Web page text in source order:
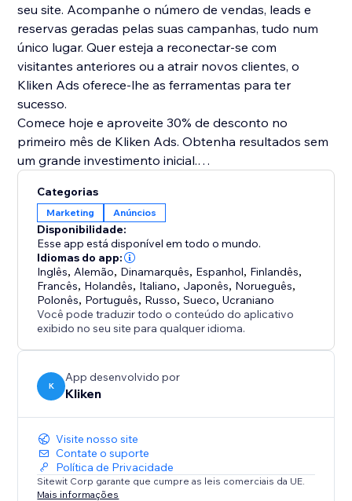
seu site. Acompanhe o número de vendas, leads e
reservas geradas pelas suas campanhas, tudo num
único lugar. Quer esteja a reconectar-se com
visitantes anteriores ou a atrair novos clientes, o
Kliken Ads oferece-lhe as ferramentas para ter
sucesso.
Comece hoje e aproveite 30% de desconto no
primeiro mês de Kliken Ads. Obtenha resultados sem
um grande investimento inicial.
- Gere mais vendas na sua loja online
- Aumente o número de reservas
- Obtenha mais leads
- Totalmente integrado no seu site. Crie e gerencie
campanhas diretamente a partir da app.
- Resultados transparentes. Vendas, reservas,
chamadas e formulários de contacto são detetados
automaticamente.
Categorias
Marketing Anúncios
Disponibilidade:
Esse app está disponível em todo o mundo.
Idiomas do app:
Inglês, Alemão, Dinamarquês, Espanhol, Finlandês,
Francês, Holandês, Italiano, Japonês, Norueguês,
Polonês, Português, Russo,Sueco,Ucraniano
Você pode traduzir todo o conteúdo do aplicativo
exibido no seu site para qualquer idioma.
K
App desenvolvido por
Kliken
Visite nosso site
Contate o suporte
Política de Privacidade
Sitewit Corp garante que cumpre as leis comerciais da UE.
Mais informações